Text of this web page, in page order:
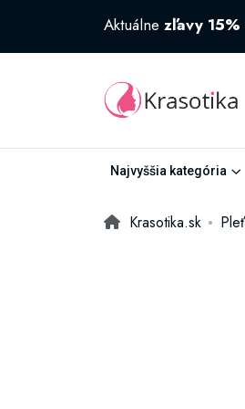
Aktuálne zľavy
Najvyššia kategória
Krasotika.sk